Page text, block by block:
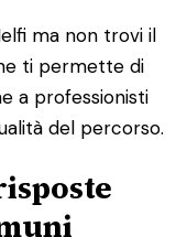
ma non trovi il
ti permette di
a professionisti
del percorso.